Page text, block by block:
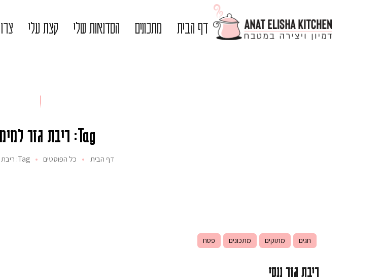
דף הבית מתכונים הסדנאות שלי קצת עלי
Tag: ריבת גזר למימונה
דף הבית כל הפוסטים Tag: ריבת גזר למימונה
חגים מתוקים מתכונים פסח
ריבת גזר ננסי